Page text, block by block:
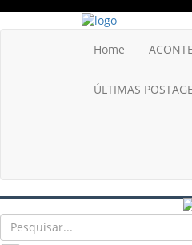
CN7
JORNAL DO BRASIL
CNN BRASIL
NOTÍCIAS AO MINUTO
Home
ÚLTIMAS